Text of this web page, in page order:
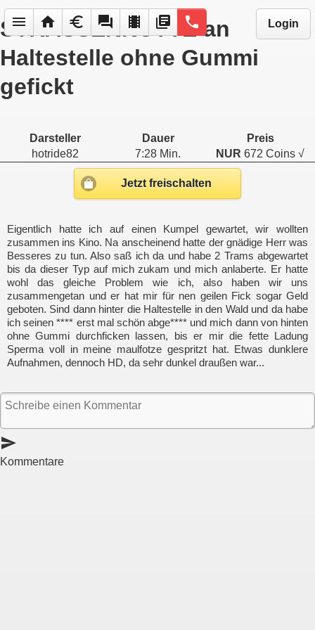
menu home euro forum local_movies library_books phone Login
STRASSENNUTTE an
Haltestelle ohne Gummi
gefickt
Darsteller Dauer
Preis
hotride82
7:28 Min. NUR 672 Coins √
Jetzt freischalten
Eigentlich hatte ich auf einen Kumpel gewartet, wir wollten
zusammen ins Kino. Na anscheinend hatte der gnädige Herr was
Besseres zu tun. Also saß ich da und habe 2 Trams abgewartet
bis da dieser Typ auf mich zukam und mich anlaberte. Er hatte
wohl das gleiche Problem wie ich, also haben wir uns
zusammengetan und er hat mir für nen geilen Fick sogar Geld
geboten. Sind dann hinter die Haltestelle in den Wald und da habe
ich seinen **** erst mal schön abge**** und mich dann von hinten
ohne Gummi durchficken lassen, bis er mir die fette Ladung
Sperma voll in meine maulfotze gespritzt hat. Etwas dunklere
Aufnahmen, dennoch HD, da sehr dunkel draußen war...
send
Kommentare